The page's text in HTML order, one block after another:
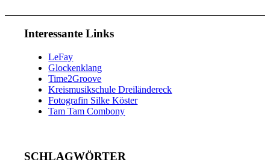
Interessante Links
LeFay
Glockenklang
Time2Groove
Kreismusikschule Dreiländereck
Fotografin Silke Köster
Tam Tam Combony
SCHLAGWÖRTER